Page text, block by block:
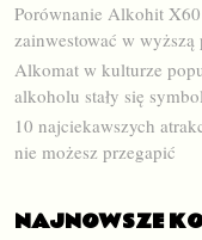
Porównanie Alkohit
zainwestować w wyższą
Alkomat w kulturze
alkoholu stały się
10 najciekawszych
nie możesz przegapić
NAJNOWSZE